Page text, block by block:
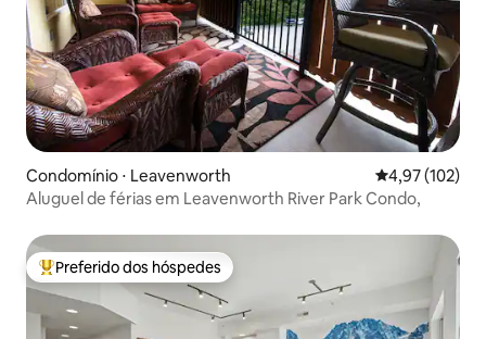
Condomínio ⋅ Leavenworth 4,97 de uma
4,97 (102)
Aluguel de férias em Leavenworth River Park Condo,
Entre os melhores preferidos dos hóspedes
Preferido dos hóspedes